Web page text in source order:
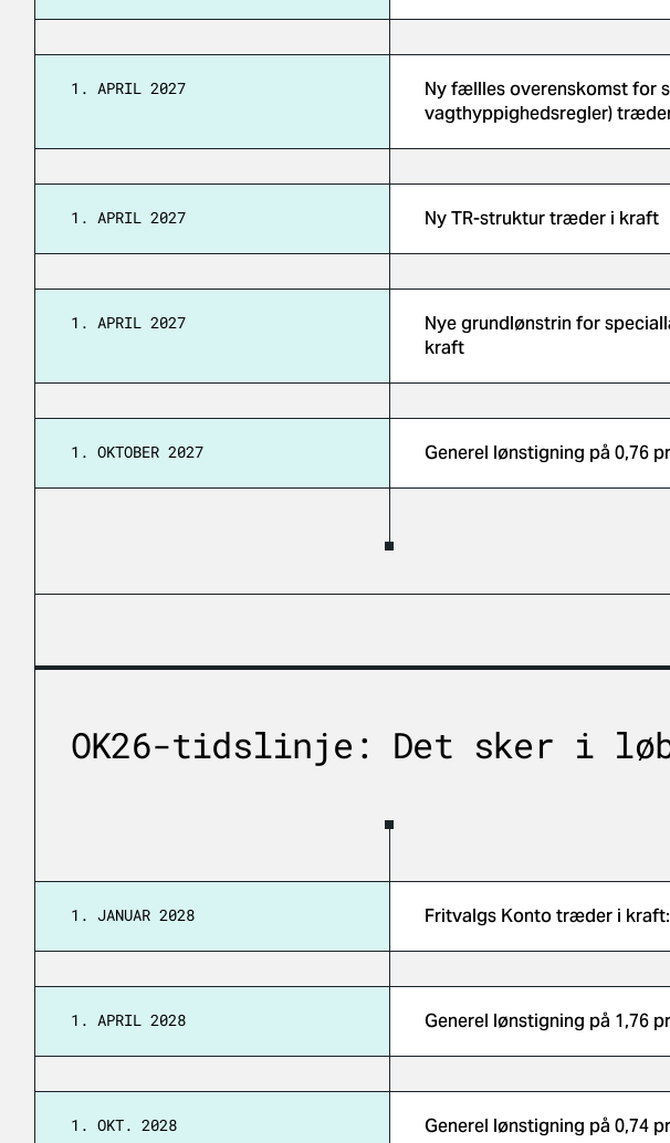
1. APRIL 2027
Ny fællles overenskomst for
vagthyppighedsregler)
1. APRIL 2027 Ny TR-struktur træder i kraft
1. APRIL 2027
Nye grundlønstrin for
kraft
1. OKTOBER 2027 Generel lønstigning på 0,76
OK26-tidslinje: Det sker i
1. JANUAR 2028 Fritvalgs Konto træder i
1. APRIL 2028 Generel lønstigning på 1,76
1. OKT. 2028 Generel lønstigning på 0,74